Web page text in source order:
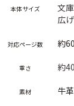
本体サイズ
文
広
対応ページ数 約
重さ 約
素材 牛